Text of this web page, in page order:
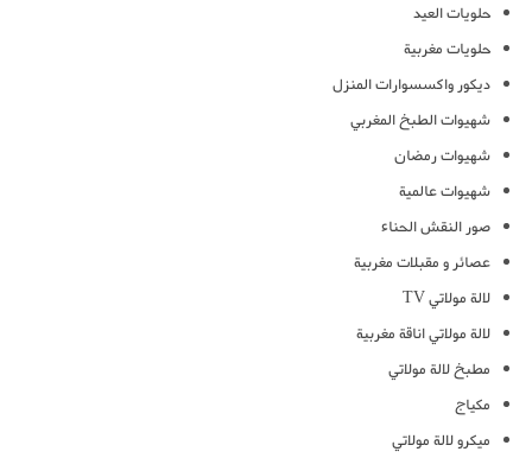
حلويات العيد
حلويات مغربية
ديكور واكسسوارات المنزل
شهيوات الطبخ المغربي
شهيوات رمضان
شهيوات عالمية
صور النقش الحناء
عصائر و مقبلات مغربية
لالة مولاتي TV
لالة مولاتي اناقة مغربية
مطبخ لالة مولاتي
مكياج
ميكرو لالة مولاتي